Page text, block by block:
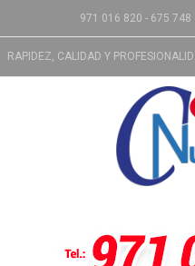
971 016 820 - 675 748
RAPIDEZ, CALIDAD Y